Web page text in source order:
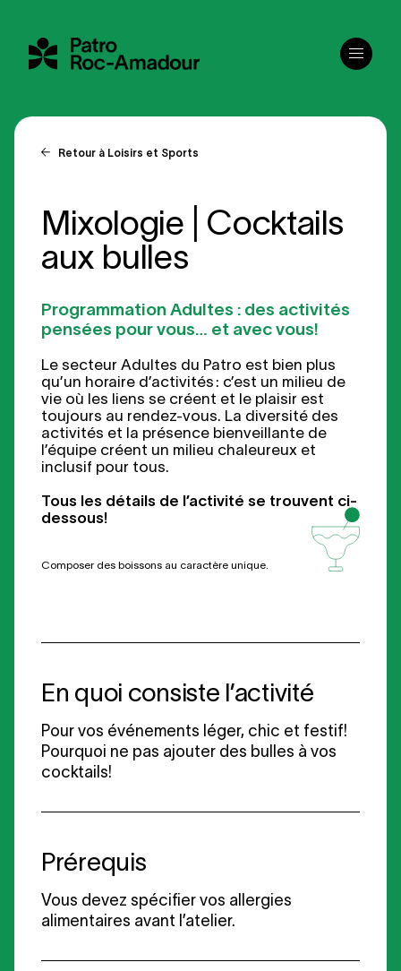
Menu
Retour à Loisirs et Sports
Mixologie | Cocktails
aux bulles
Programmation Adultes : des activités
pensées pour vous… et avec vous!
Le secteur Adultes du Patro est bien plus
qu’un horaire d’activités : c’est un milieu de
vie où les liens se créent et le plaisir est
toujours au rendez-vous. La diversité des
activités et la présence bienveillante de
l’équipe créent un milieu chaleureux et
inclusif pour tous.
Tous les détails de l’activité se trouvent ci-
dessous!
Composer des boissons au caractère unique.
En quoi consiste l’activité
Pour vos événements léger, chic et festif!
Pourquoi ne pas ajouter des bulles à vos
cocktails!
Prérequis
Vous devez spécifier vos allergies
alimentaires avant l’atelier.